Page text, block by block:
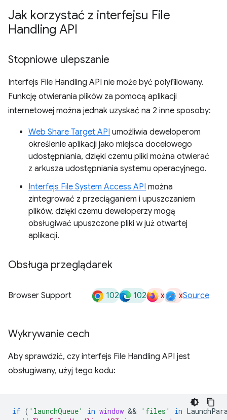
Jak korzystać z interfejsu File
Handling API
Stopniowe ulepszanie
Interfejs File Handling API nie może być polyfillowany.
Funkcję otwierania plików za pomocą aplikacji
internetowej można jednak uzyskać na 2 inne sposoby:
Web Share Target API umożliwia deweloperom
określenie aplikacji jako miejsca docelowego
udostępniania, dzięki czemu pliki można otwierać
z arkusza udostępniania systemu operacyjnego.
Interfejs File System Access API można
zintegrować z przeciąganiem i upuszczaniem
plików, dzięki czemu deweloperzy mogą
obsługiwać upuszczone pliki w już otwartej
aplikacji.
Obsługa przeglądarek
Browser Support 102 102 x xSource
Wykrywanie cech
Aby sprawdzić, czy interfejs File Handling API jest
obsługiwany, użyj tego kodu:
if ( 'launchQueue' in window && 'files' in